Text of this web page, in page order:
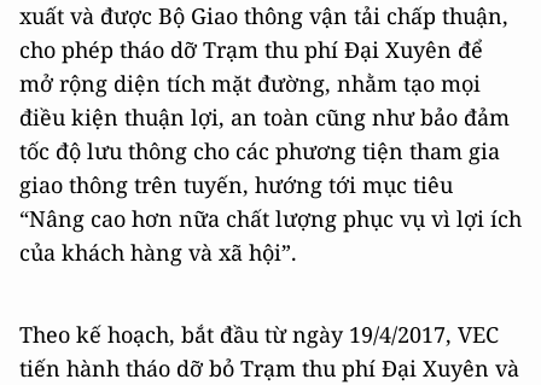
xuất và được Bộ Giao thông vận tải chấp thuận,
cho phép tháo dỡ Trạm thu phí Đại Xuyên để
mở rộng diện tích mặt đường, nhằm tạo mọi
điều kiện thuận lợi, an toàn cũng như bảo đảm
tốc độ lưu thông cho các phương tiện tham gia
giao thông trên tuyến, hướng tới mục tiêu
“Nâng cao hơn nữa chất lượng phục vụ vì lợi ích
của khách hàng và xã hội”.
Theo kế hoạch, bắt đầu từ ngày 19/4/2017, VEC
tiến hành tháo dỡ bỏ Trạm thu phí Đại Xuyên và